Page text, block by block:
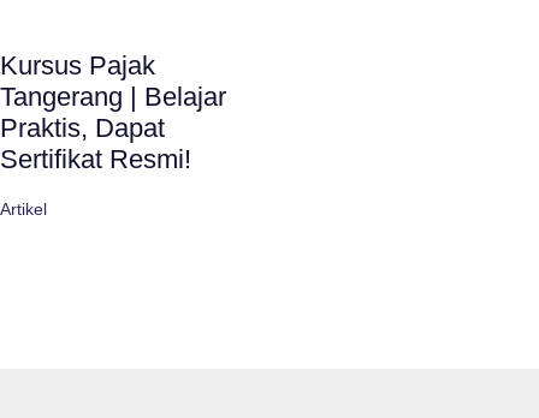
Kursus Pajak
Tangerang | Belajar
Praktis, Dapat
Sertifikat Resmi!
Artikel